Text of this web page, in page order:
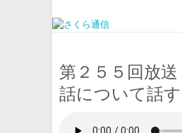
第２５５回放
話について話す